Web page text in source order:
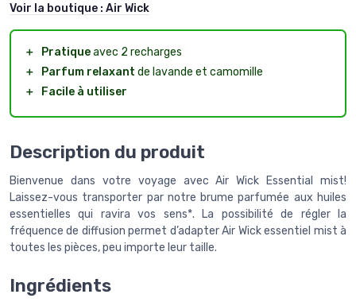
Voir la boutique : Air Wick
＋ Pratiqueavec 2 recharges
＋
Parfum relaxant de lavande et camomille
＋
Facile à utiliser
Description du produit
Bienvenue dans votre voyage avec Air Wick Essential mist!
Laissez-vous transporter par notre brume parfumée aux huiles
essentielles qui ravira vos sens*. La possibilité de régler la
fréquence de diffusion permet d’adapter Air Wick essentiel mist à
toutes les pièces, peu importe leur taille.
Ingrédients